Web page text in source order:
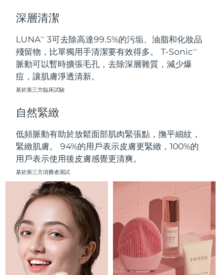
深層清潔
LUNATM
3可去除高達99.5%的污垢、油脂和化妝品
殘留物，比單獨用手清潔要有效得多。 T-SonicTM
脈動可以暫時擴張毛孔，去除深層雜質，減少爆
痘，讓肌膚淨透清新。
基於第三方臨床試驗
自然緊緻
低頻脈動有助於放鬆面部肌肉緊張點，撫平細紋，
緊緻肌膚。 94%的用戶表示皮膚更緊緻，100%的
用戶表示使用後皮膚感覺更清爽。
基於第三方消費者測試
關於我們
黎巴嫩 預計送達日期8/10/26
立陶宛
中國澳門特別行政區
馬來西亞 預計送達日期8/12/26
馬爾他
墨西哥 8/13/26
摩納哥 預計送達日期
荷蘭 預計送達日期 8/9/26
紐西蘭 預計送達日期 8/9/26